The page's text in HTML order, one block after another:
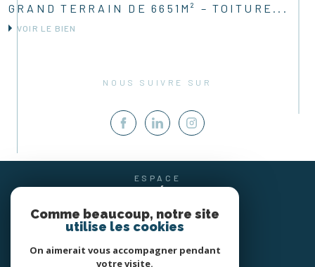
GRAND TERRAIN DE 6651M² – TOITURE...
VOIR LE BIEN
NOUS SUIVRE SUR
ESPACE
SE CONNECTER
Comme beaucoup, notre site
utilise les cookies
On aimerait vous accompagner pendant
votre visite.